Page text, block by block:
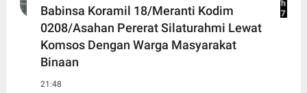
Babinsa Koramil 18/Meranti Kodim
0208/Asahan Pererat Silaturahmi Lewat
Komsos Dengan Warga Masyarakat
Binaan
21:48